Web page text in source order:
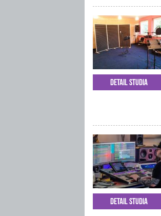
Detail studia
Detail studia